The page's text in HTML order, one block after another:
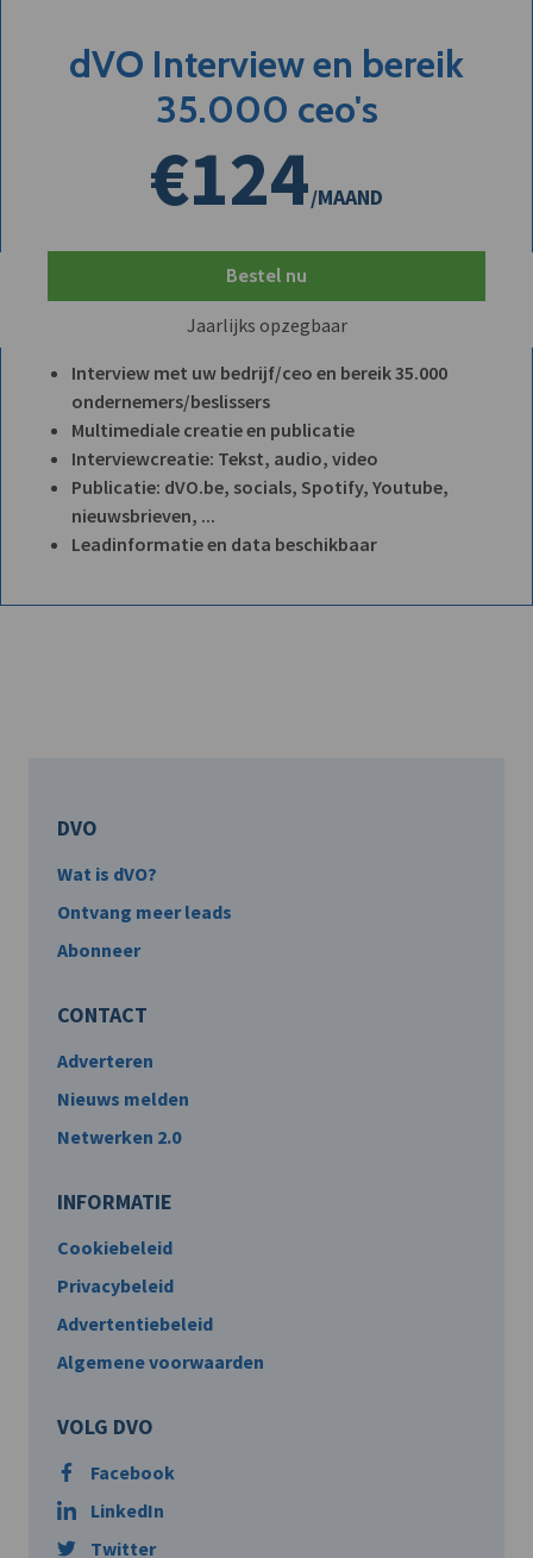
dVO Interview en bereik
35.000 ceo's
€124/MAAND
Bestel nu
Jaarlijks opzegbaar
Interview met uw bedrijf/ceo en bereik 35.000
ondernemers/beslissers
Multimediale creatie en publicatie
Interviewcreatie: Tekst, audio, video
Publicatie: dVO.be, socials, Spotify, Youtube,
nieuwsbrieven, ...
Leadinformatie en data beschikbaar
DVO
Wat is dVO?
Ontvang meer leads
Abonneer
CONTACT
Adverteren
Nieuws melden
Netwerken 2.0
INFORMATIE
Cookiebeleid
Privacybeleid
Advertentiebeleid
Algemene voorwaarden
VOLG DVO
Facebook
LinkedIn
Twitter